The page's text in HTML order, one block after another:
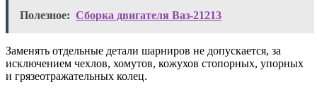
Полезное: Сборка двигателя Ваз-21213
Заменять отдельные детали шарниров не допускается, за
исключением чехлов, хомутов, кожухов стопорных, упорных
и грязеотражательных колец.